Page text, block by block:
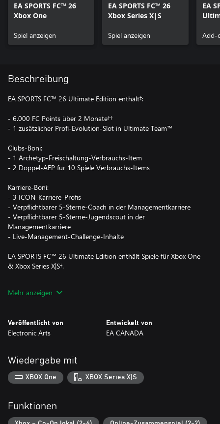
EA SPORTS FC™ 26
Xbox One
Spiel anzeigen
EA SPORTS FC™ 26
Xbox Series X|S
Spiel anzeigen
EA
Add-
Beschreibung
EA SPORTS FC™ 26 Ultimate Edition enthält‡:
- 6.000 FC Points über 2 Monate††
- 1 zusätzlicher Profi-Evolution-Slot in Ultimate Team™
Clubs-Boni:
- 1 Archetyp-Freischaltung-Verbrauchs-Item
- 2 Doppel-AEP für 10 Spiele Verbrauchs-Items
Karriere-Boni:
- 3 ICON-Karriere-Profis
- Verpflichtbarer 5-Sterne-Coach in der Managementkarriere
- Verpflichtbarer 5-Sterne-Jugendscout in der
Managementkarriere
- Live-Management-Challenge-Inhalte
EA SPORTS FC™ 26 Ultimate Edition enthält Spiele für Xbox One
& Xbox Series X|S†.
Geschmack. Die neue Option "Authentisches Gameplay" bietet
das bisher realistischste Fußballerlebnis im Karrieremodus,
Responsivität — speziell für das Spiel in Football Ultimate Team™
und Clubs gemacht ist.
mit neuen Live-Events und Turnier-Modi sowie einer erneuerten
Mehr anzeigen
Veröffentlicht von
Electronic Arts
Entwickelt von
EA CANADA
Wiedergabe mit
XBOX One XBOX Series X|S
Funktionen